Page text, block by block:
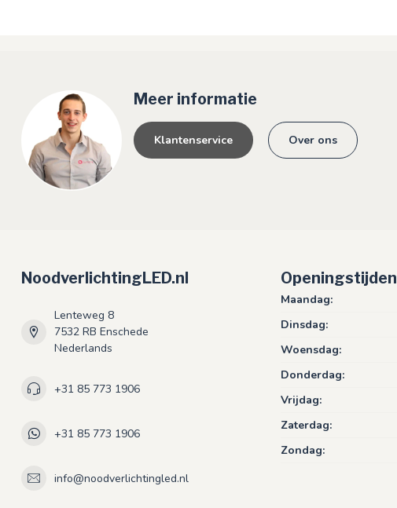
Meer informatie
Klantenservice Over ons
NoodverlichtingLED.nl
Lenteweg 8
7532 RB Enschede
Nederlands
+31 85 773 1906
+31 85 773 1906
info@noodverlichtingled.nl
Openingstijden
Maandag:
Dinsdag:
Woensdag:
Donderdag:
Vrijdag:
Zaterdag:
Zondag: